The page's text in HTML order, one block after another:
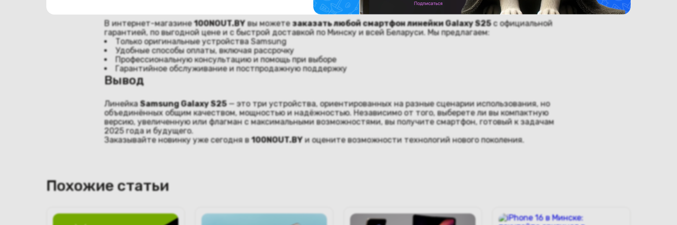
В интернет-магазине100NOUT.BYвы можетезаказать любой смартфон линейки Galaxy S25с официальной
гарантией, по выгодной цене и с быстрой доставкой по Минску и всей Беларуси. Мы предлагаем:
Только оригинальные устройства Samsung
Удобные способы оплаты, включая рассрочку
Профессиональную консультацию и помощь при выборе
Гарантийное обслуживание и постпродажную поддержку
Вывод
ЛинейкаSamsung Galaxy S25— это три устройства, ориентированных на разные сценарии использования, но
объединённых общим качеством, мощностью и надёжностью. Независимо от того, выберете ли вы компактную
версию, увеличенную или флагман с максимальными возможностями, вы получите смартфон, готовый к задачам
2025 года и будущего.
Заказывайте новинку уже сегодня в100NOUT.BYи оцените возможности технологий нового поколения.
Похожие статьи